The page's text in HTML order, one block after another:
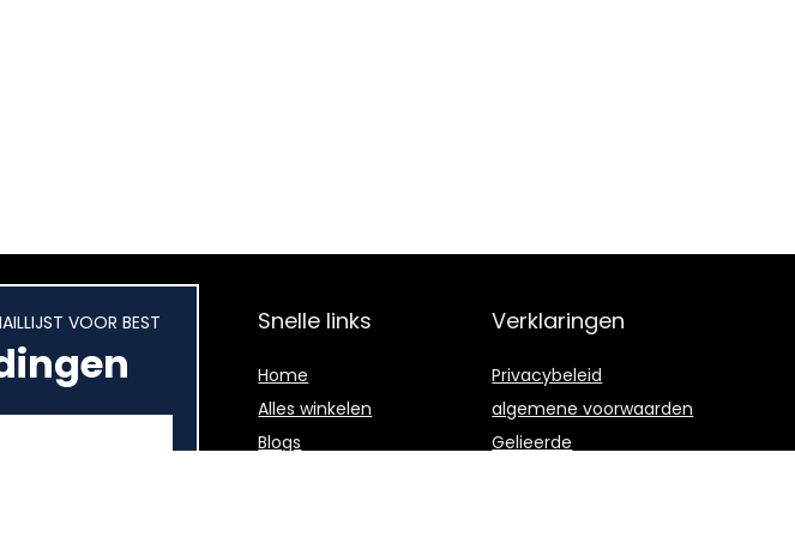
VOOR BEST Snelle links
Home
Alles winkelen
Blogs
Verklaringen
Privacybeleid
algemene voorwaarden
Gelieerde